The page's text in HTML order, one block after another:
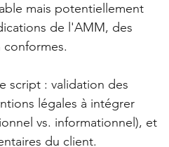
mais potentiellement
de l'AMM, des
script : validation des
légales à intégrer
vs. informationnel), et
du client.